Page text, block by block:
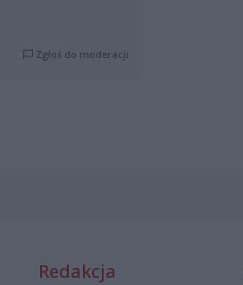
Zgłoś do moderacji
Redakcja